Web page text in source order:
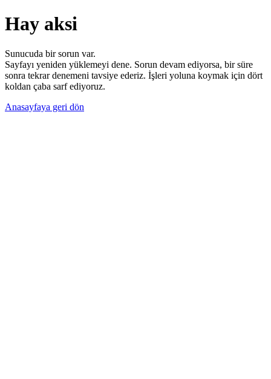
Hay aksi
Sunucuda bir sorun var.
Sayfayı yeniden yüklemeyi dene. Sorun devam ediyorsa, bir süre
sonra tekrar denemeni tavsiye ederiz. İşleri yoluna koymak için dört
koldan çaba sarf ediyoruz.
Anasayfaya geri dön